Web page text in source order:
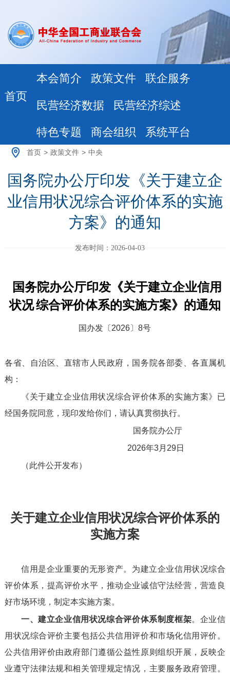
首页
本会简介 政策文件 联企服务
民营经济数据 民营经济综述
特色专题 商会组织 系统平台
首页 > 政策文件 > 中央
国务院办公厅印发《关于建立企
业信用状况综合评价体系的实施
方案》的通知
发布时间：2026-04-03
国务院办公厅印发《关于建立企业信用
状况综合评价体系的实施方案》的通知
国办发〔2026〕8号
各省、自治区、直辖市人民政府，国务院各部委、各直属机
构：
《关于建立企业信用状况综合评价体系的实施方案》已
经国务院同意，现印发给你们，请认真贯彻执行。
国务院办公厅
2026年3月29日
（此件公开发布）
关于建立企业信用状况综合评价体系的
实施方案
信用是企业重要的无形资产。为建立企业信用状况综合
评价体系，提高评价水平，推动企业诚信守法经营，营造良
好市场环境，制定本实施方案。
一、建立企业信用状况综合评价体系制度框架。企业信
用状况综合评价主要包括公共信用评价和市场化信用评价。
公共信用评价由政府部门遵循公益性原则组织开展，反映企
业遵守法律法规和相关管理规定情况，主要服务政府管理。